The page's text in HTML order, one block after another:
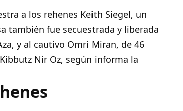
a los rehenes Keith Siegel, un
también fue secuestrada y liberada
y al cautivo Omri Miran, de 46
Nir Oz, según informa la